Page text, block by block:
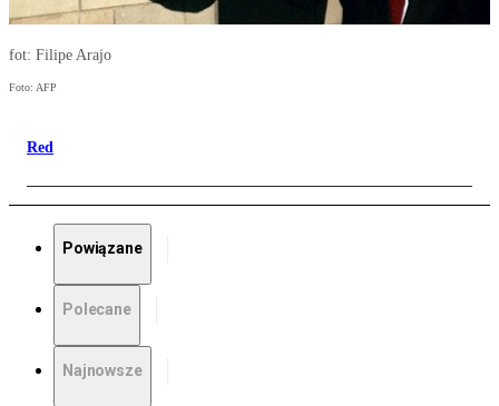
fot: Filipe Arajo
Foto: AFP
Red
Powiązane
Polecane
Najnowsze